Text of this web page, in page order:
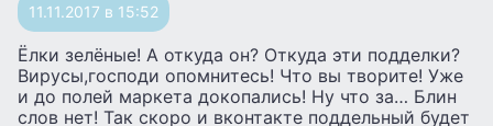
11.11.2017 в 15:52
Ёлки зелёные! А откуда он? Откуда эти подделки?
Вирусы,господи опомнитесь! Что вы творите! Уже
и до полей маркета докопались! Ну что за… Блин
слов нет! Так скоро и вконтакте поддельный будет